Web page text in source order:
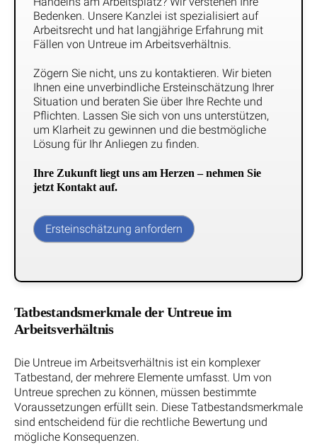
Bedenken. Unsere Kanzlei ist spezialisiert auf
Arbeitsrecht und hat langjährige Erfahrung mit
Fällen von Untreue im Arbeitsverhältnis.
Zögern Sie nicht, uns zu kontaktieren. Wir bieten
Ihnen eine unverbindliche Ersteinschätzung Ihrer
Situation und beraten Sie über Ihre Rechte und
Pflichten. Lassen Sie sich von uns unterstützen,
um Klarheit zu gewinnen und die bestmögliche
Lösung für Ihr Anliegen zu finden.
Ihre Zukunft liegt uns am Herzen – nehmen Sie
jetzt Kontakt auf.
Ersteinschätzung anfordern
Tatbestandsmerkmale der Untreue im
Arbeitsverhältnis
Die Untreue im Arbeitsverhältnis ist ein komplexer
Tatbestand, der mehrere Elemente umfasst. Um von
Untreue sprechen zu können, müssen bestimmte
Voraussetzungen erfüllt sein. Diese Tatbestandsmerkmale
sind entscheidend für die rechtliche Bewertung und
mögliche Konsequenzen.